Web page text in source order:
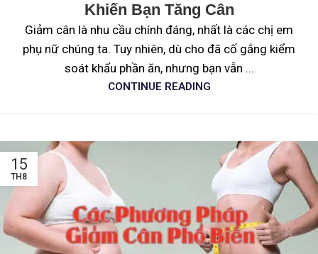
Khiến Bạn Tăng Cân
Giảm cân là nhu cầu chính đáng, nhất là các chị em
phụ nữ chúng ta. Tuy nhiên, dù cho đã cố gắng kiểm
soát khẩu phần ăn, nhưng bạn vẫn ...
CONTINUE READING
15
TH8